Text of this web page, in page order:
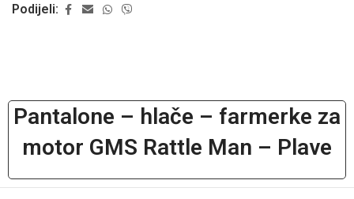
Podijeli:
Pantalone – hlače – farmerke za
motor GMS Rattle Man – Plave